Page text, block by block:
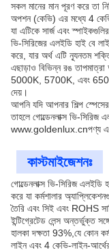
সকল মানের মান পূরণ করে তা
অপশন (কেভি) এর মধ্যে 4
যা এটিকে সার্জ এবং
ভি-সিরিজের এলইডি হাই বে
করে, যার অর্থ এটি ন্যূনতম
এছাড়াও বিভিন্ন রঙ
5000K, 5700K, এবং 6500K,
দেয়।
আপনি যদি আপনার শিল্প
তাহলে গোল্ডেনলাক্স ভি-সিরিজ
www.goldenlux.cnপণ্য
কাস্টমাইজেশনঃ
গোল্ডেনলাক্স ভি-সিরিজ এলইডি
করে যা কর্মশালার
তৈরি এবং সিই এবং ROHS
ইন্টিগ্রেটেড লেন্স অন্তর্ভুক্ত
হালকা দক্ষতা 93%,যে কোন
লাইন এবং 4 কেভি-লাইন-